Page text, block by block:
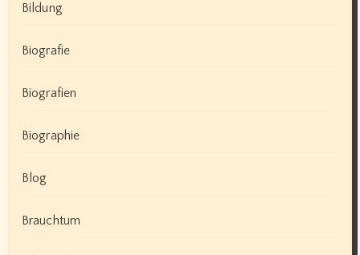
Bildung
Biografie
Biografien
Biographie
Blog
Brauchtum